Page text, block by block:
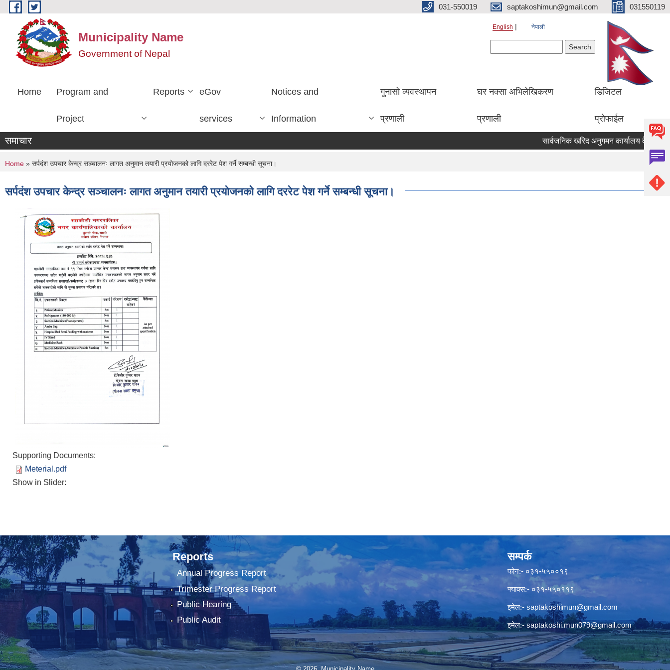
Skip to main content 031-550019 saptakoshimun@gmail.com 031550119
Municipality Name
Government of Nepal
English नेपाली
Home Program and
Project
Reports eGov
services
Notices and
Information
गुनासो व्यवस्थापन
प्रणाली
घर नक्सा अभिलेखिकरण
प्रणाली
डिजिटल
प्रोफाईल
समाचार सार्वजनिक खरिद अनुगमन कार्यालय केसरमहल
You are here
Home » सर्पदंश उपचार केन्द्र सञ्चालनः लागत अनुमान तयारी प्रयोजनको लागि दररेट पेश गर्ने सम्बन्धी सूचना।
सर्पदंश उपचार केन्द्र सञ्चालनः लागत अनुमान तयारी प्रयोजनको लागि दररेट पेश गर्ने सम्बन्धी सूचना।
Supporting Documents:
Meterial.pdf
Show in Slider:
Reports
Annual Progress Report
Trimester Progress Report
Public Hearing
Public Audit
सम्पर्क
फोन:- ०३१-५५००१९
फ्याक्स:- ०३१-५५०११९
इमेल:- saptakoshimun@gmail.com
इमेल:- saptakoshi.mun079@gmail.com